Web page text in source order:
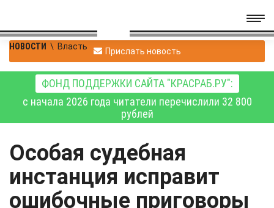
НОВОСТИ \ Власть Прислать новость
ФОНД ПОДДЕРЖКИ САЙТА "КРАСРАБ.РУ":
с начала 2026 года читатели перечислили 32 800
рублей
Особая судебная
инстанция исправит
ошибочные приговоры